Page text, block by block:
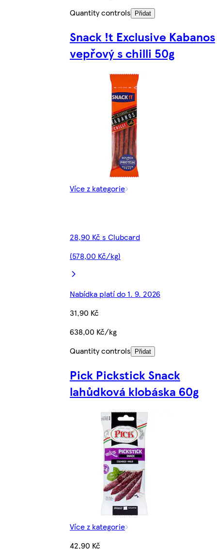
Quantity controls
Přidat
Snack !t Exclusive Kabanos
vepřový s chilli 50g
Více z kategorie
28,90 Kč s Clubcard
(578,00 Kč/kg)
Nabídka platí do 1. 9. 2026
31,90 Kč
638,00 Kč/kg
Quantity controls
Přidat
Pick Pickstick Snack
lahůdková klobáska 60g
Více z kategorie
42,90 Kč